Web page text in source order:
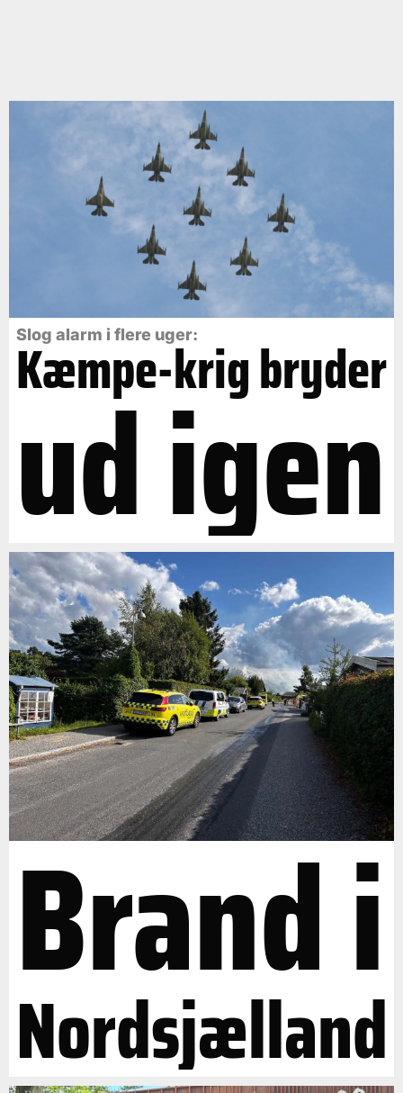
Slog alarm i flere uger:
Kæmpe-krig bryder
ud igen
Brand i
Nordsjælland